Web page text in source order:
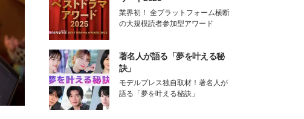
業界初！ 全プラットフォーム横断
の大規模読者参加型アワード
著名人が語る「夢を叶える秘
訣」
モデルプレス独自取材！著名人が
語る「夢を叶える秘訣」